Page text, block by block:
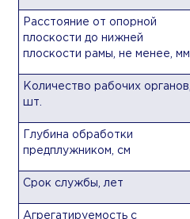
Расстояние от опорной
плоскости до нижней
плоскости рамы, не менее, мм
Количество рабочих органов,
шт.
Глубина обработки
предплужником, см
Срок службы, лет
Агрегатируемость с